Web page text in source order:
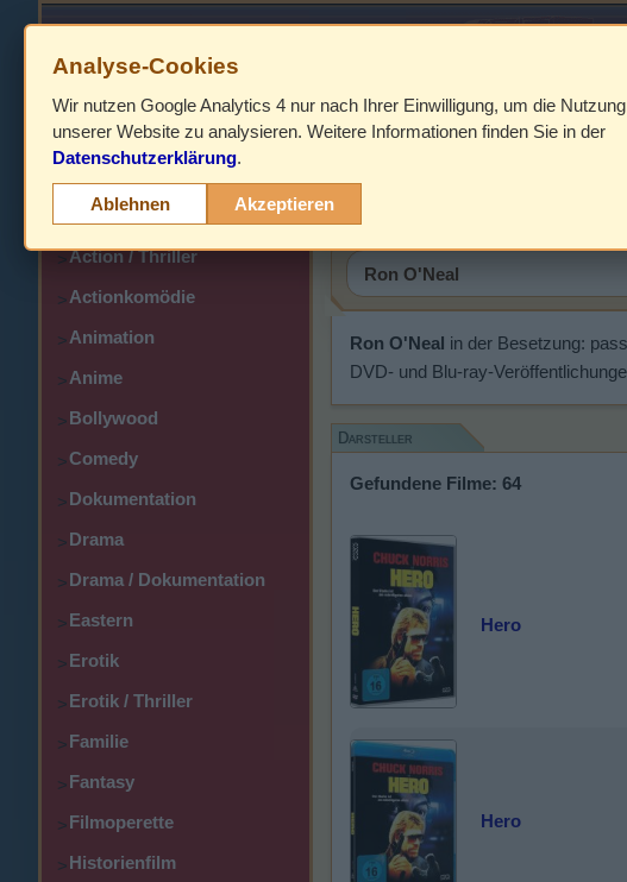
HOME
>
> Action
>Action / Thriller
>Actionkomödie
>Animation
>Anime
>Bollywood
>Comedy
>Dokumentation
>Drama
>Drama / Dokumentation
>Eastern
>Erotik
>Erotik / Thriller
>Familie
>Fantasy
>Filmoperette
>Historienfilm
Ron O'Neal
Ron O'Neal in der Besetzung:
DVD- und Blu-ray-
Darsteller
Gefundene Filme: 64
Hero
Hero
Analyse-Cookies
Wir nutzen Google Analytics 4 nur nach Ihrer Einwilligung, um die Nutzung
unserer Website zu analysieren. Weitere Informationen finden Sie in der
Datenschutzerklärung.
Ablehnen Akzeptieren